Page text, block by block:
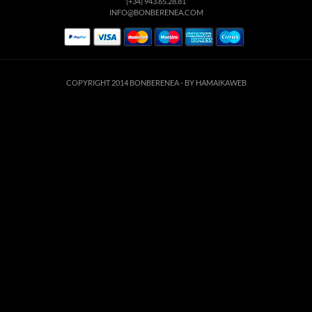
INFO@BONBERENEA.COM
COPYRIGHT 2014 BONBERENEA - BY HAMAIKAWEB